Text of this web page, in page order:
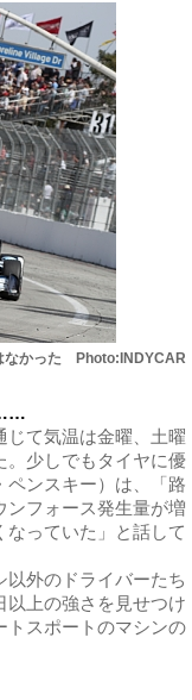
なかった Photo:INDYCAR
……
て気温は金曜、土曜
。少しでもタイヤに優
ペンスキー）は、「路
ンフォース発生量が増
なっていた」と話して
外のドライバーたち
以上の強さを見せつけ
トスポートのマシンの